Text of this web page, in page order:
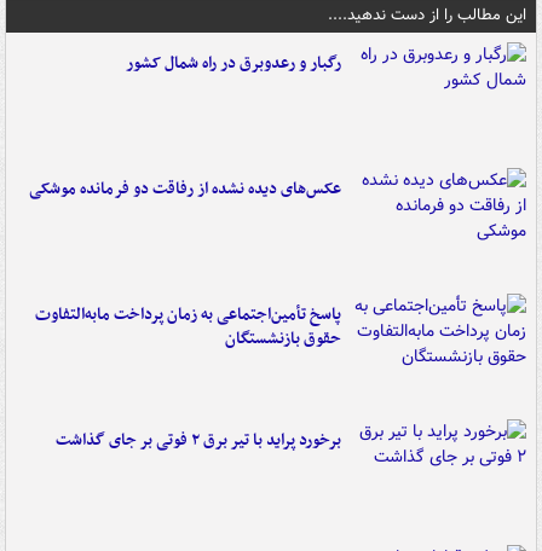
این مطالب را از دست ندهید....
رگبار و رعدوبرق در راه شمال کشور
عکس‌های دیده نشده از رفاقت دو فرمانده‌ موشکی
پاسخ تأمین‌اجتماعی به زمان پرداخت مابه‌التفاوت
حقوق بازنشستگان
برخورد پراید با تیر برق ۲ فوتی بر جای گذاشت